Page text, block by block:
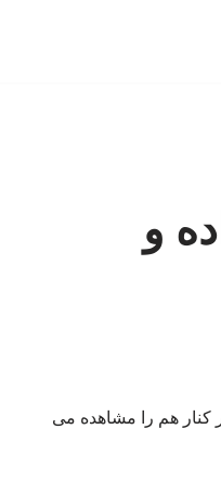
و
کنار هم را مشاهده می